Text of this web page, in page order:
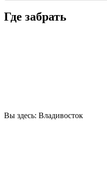
Где забрать
Вы здесь: Владивосток